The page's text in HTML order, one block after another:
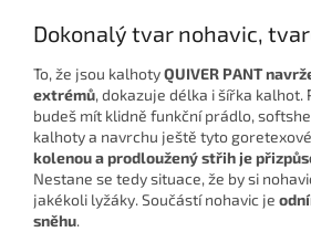
Dokonalý tvar nohavic,
To, že jsou kalhotyQUIVER PANT
extrémů, dokazuje délka i šířka kalhot.
budeš mít klidně funkční prádlo,
kalhoty a navrchu ještě tyto
kolenou a prodloužený střih je
Nestane se tedy situace, že by si
jakékoli lyžáky. Součástí nohavic je
sněhu.